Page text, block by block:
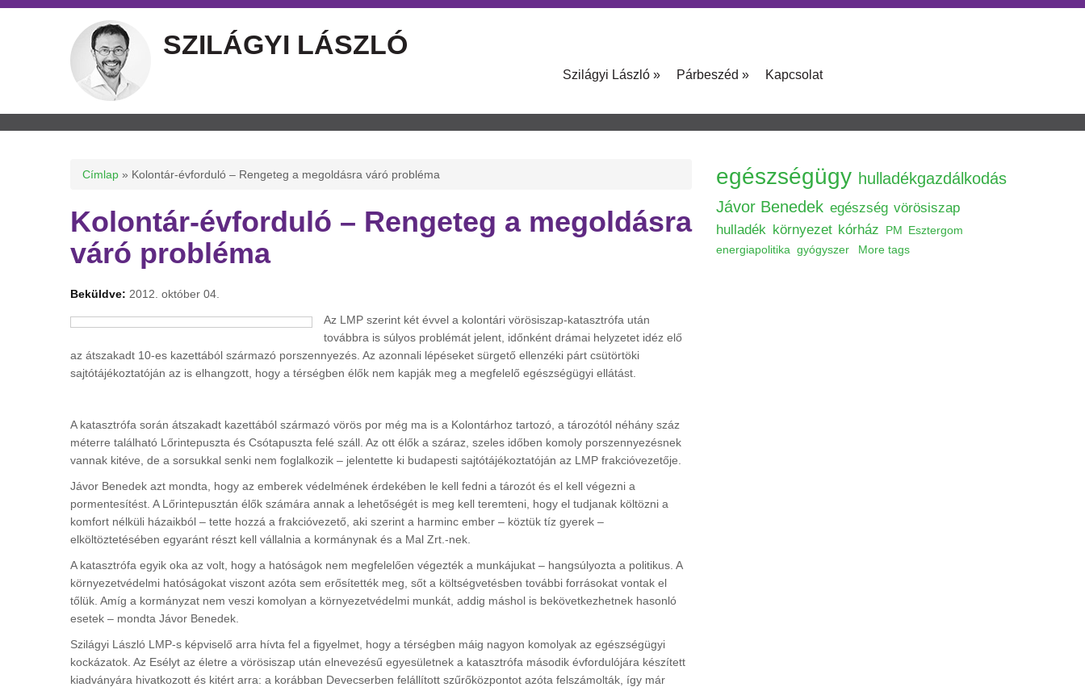
SZILÁGYI LÁSZLÓ
Szilágyi László » Párbeszéd » Kapcsolat
Jelenlegi hely
Címlap » Kolontár-évforduló – Rengeteg a megoldásra váró probléma
Kolontár-évforduló – Rengeteg a megoldásra
váró probléma
Beküldve: 2012. október 04.
Az LMP szerint két évvel a kolontári vörösiszap-katasztrófa után
továbbra is súlyos problémát jelent, időnként drámai helyzetet idéz elő
az átszakadt 10-es kazettából származó porszennyezés. Az azonnali lépéseket sürgető ellenzéki párt csütörtöki
sajtótájékoztatóján az is elhangzott, hogy a térségben élők nem kapják meg a megfelelő egészségügyi ellátást.
A katasztrófa során átszakadt kazettából származó vörös por még ma is a Kolontárhoz tartozó, a tározótól néhány száz
méterre található Lőrintepuszta és Csótapuszta felé száll. Az ott élők a száraz, szeles időben komoly porszennyezésnek
vannak kitéve, de a sorsukkal senki nem foglalkozik – jelentette ki budapesti sajtótájékoztatóján az LMP frakcióvezetője.
Jávor Benedek azt mondta, hogy az emberek védelmének érdekében le kell fedni a tározót és el kell végezni a
pormentesítést. A Lőrintepusztán élők számára annak a lehetőségét is meg kell teremteni, hogy el tudjanak költözni a
komfort nélküli házaikból – tette hozzá a frakcióvezető, aki szerint a harminc ember – köztük tíz gyerek –
elköltöztetésében egyaránt részt kell vállalnia a kormánynak és a Mal Zrt.-nek.
A katasztrófa egyik oka az volt, hogy a hatóságok nem megfelelően végezték a munkájukat – hangsúlyozta a politikus. A
környezetvédelmi hatóságokat viszont azóta sem erősítették meg, sőt a költségvetésben további forrásokat vontak el
tőlük. Amíg a kormányzat nem veszi komolyan a környezetvédelmi munkát, addig máshol is bekövetkezhetnek hasonló
esetek – mondta Jávor Benedek.
Szilágyi László LMP-s képviselő arra hívta fel a figyelmet, hogy a térségben máig nagyon komolyak az egészségügyi
kockázatok. Az Esélyt az életre a vörösiszap után elnevezésű egyesületnek a katasztrófa második évfordulójára készített
kiadványára hivatkozott és kitért arra: a korábban Devecserben felállított szűrőközpontot azóta felszámolták, így már
egészségügy hulladékgazdálkodás
Jávor Benedek egészség vörösiszap
hulladék környezet kórház PM Esztergom
energiapolitika gyógyszer More tags